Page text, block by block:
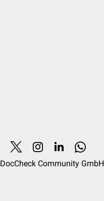
DocCheck Community GmbH